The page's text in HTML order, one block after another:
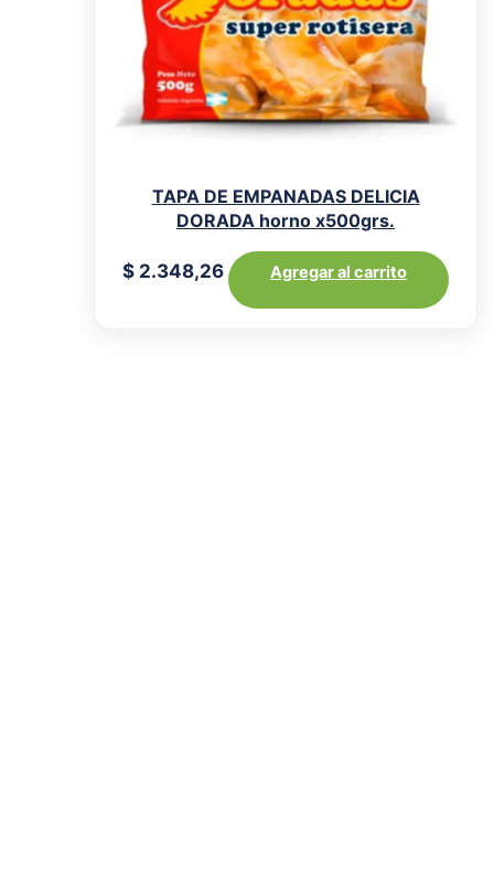
TAPA DE EMPANADAS DELICIA
DORADA horno x500grs.
$ 2.348,26 Agregar al carrito